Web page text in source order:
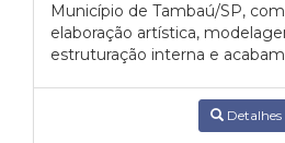
Município de Tambaú/SP,
elaboração artística,
estruturação interna e
Detalhes